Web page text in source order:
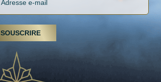
arabes unis s'imposent comme une
Evasions hivernales pour les voyageurs des
Émirats : redéfinir le voyage de luxe
SOUSCRIRE